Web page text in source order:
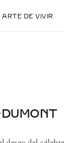
ARTE DE VIVIR